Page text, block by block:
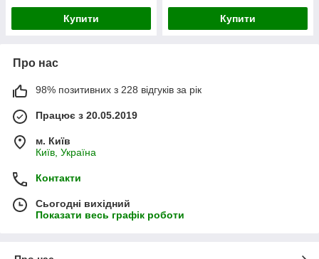
Купити Купити
Про нас
98% позитивних з 228 відгуків за рік
Працює з 20.05.2019
м. Київ
Київ, Україна
Контакти
Сьогодні вихідний
Показати весь графік роботи